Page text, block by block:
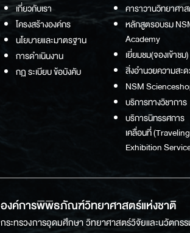
เกี่ยวกับเรา
โครงสร้างองค์กร
นโยบายและมาตรฐาน
การดำเนินงาน
กฏ ระเบียบ ข้อบังคับ
คาราวานวิทยาศา
หลักสูตรอบรม
Academy
เยี่ยมชม(จองเข้าชม)
สิ่งอำนวยความสะ
NSM
บริการทางวิชาการ
บริการนิทรรศการ
เคลื่อนที่ (Traveling
Exhibition
องค์การพิพิธภัณฑ์วิทยาศาสตร์แห่งชาติ
กระทรวงการอุดมศึกษา วิทยาศาสตร์วิจัยและนวัตก